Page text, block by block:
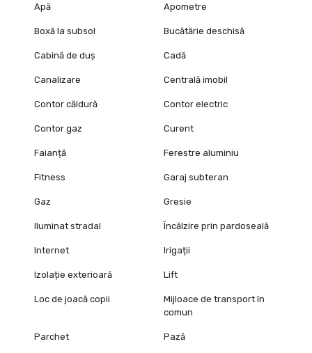
Apă Apometre
Boxă la subsol Bucătărie deschisă
Cabină de duș Cadă
Canalizare Centrală imobil
Contor căldură Contor electric
Contor gaz Curent
Faianță Ferestre aluminiu
Fitness Garaj subteran
Gaz Gresie
Iluminat stradal Încălzire prin pardoseală
Internet Irigații
Izolație exterioară Lift
Loc de joacă copii
Mijloace de transport în
comun
Parchet Pază